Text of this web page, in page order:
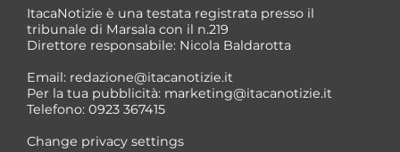
ItacaNotizie è una testata registrata presso il
tribunale di Marsala con il n.219
Direttore responsabile: Nicola Baldarotta
Email: redazione@itacanotizie.it
Per la tua pubblicità: marketing@itacanotizie.it
Telefono: 0923 367415
Change privacy settings